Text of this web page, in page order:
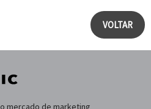
VOLTAR
mercado de marketing